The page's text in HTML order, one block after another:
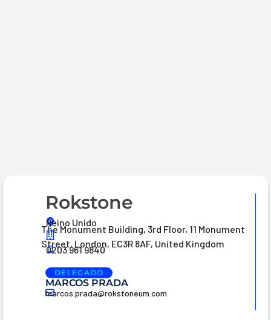
Rokstone
Reino Unido
The Monument Building, 3rd Floor, 11 Monument
Street, London, EC3R 8AF, United Kingdom
0203 961 9840
DELEGADO
MARCOS PRADA
marcos.prada@rokstoneum.com